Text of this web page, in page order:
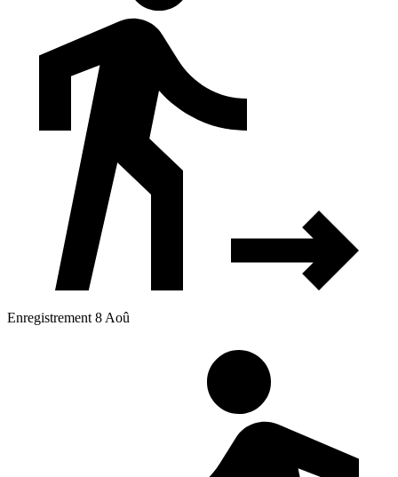
Enregistrement 8 Aoû